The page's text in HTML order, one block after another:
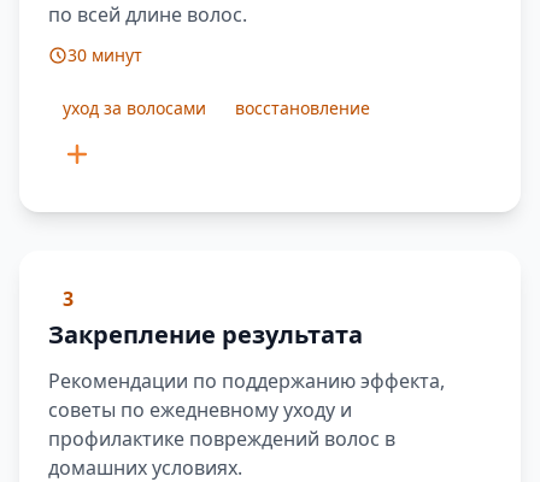
по всей длине волос.
30 минут
уход за волосами восстановление
3
Закрепление результата
Рекомендации по поддержанию эффекта,
советы по ежедневному уходу и
профилактике повреждений волос в
домашних условиях.